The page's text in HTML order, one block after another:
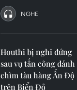
NGHE
Houthi bị nghi đứng
sau vụ tấn công đánh
chìm tàu hàng Ấn Độ
trên Biển Đỏ